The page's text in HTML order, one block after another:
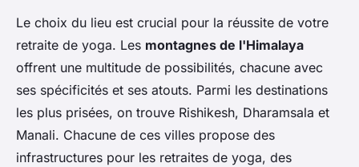
Le choix du lieu est crucial pour la réussite de votre
retraite de yoga. Les montagnes de l'Himalaya
offrent une multitude de possibilités, chacune avec
ses spécificités et ses atouts. Parmi les destinations
les plus prisées, on trouve Rishikesh, Dharamsala et
Manali. Chacune de ces villes propose des
infrastructures pour les retraites de yoga, des